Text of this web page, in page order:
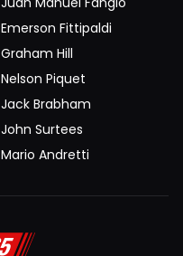
Emerson Fittipaldi
Graham Hill
Nelson Piquet
Jack Brabham
John Surtees
Mario Andretti